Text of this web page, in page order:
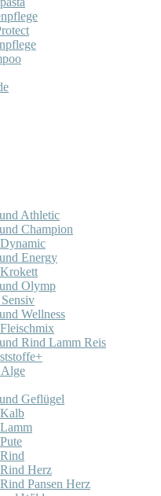
Athletic
Champion
Energy
Olymp
Wellness
Rind Lamm Reis
Geflügel
Herz
Pansen Herz